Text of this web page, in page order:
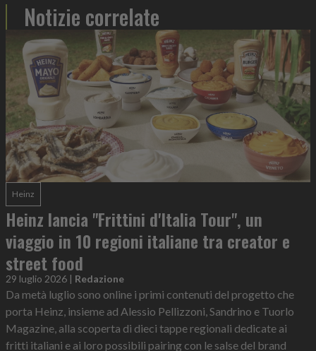
Notizie correlate
Heinz
Heinz lancia "Frittini d'Italia Tour", un
viaggio in 10 regioni italiane tra creator e
street food
29 luglio 2026 | Redazione
Da metà luglio sono online i primi contenuti del progetto che
porta Heinz, insieme ad Alessio Pellizzoni, Sandrino e Tuorlo
Magazine, alla scoperta di dieci tappe regionali dedicate ai
fritti italiani e ai loro possibili pairing con le salse del brand